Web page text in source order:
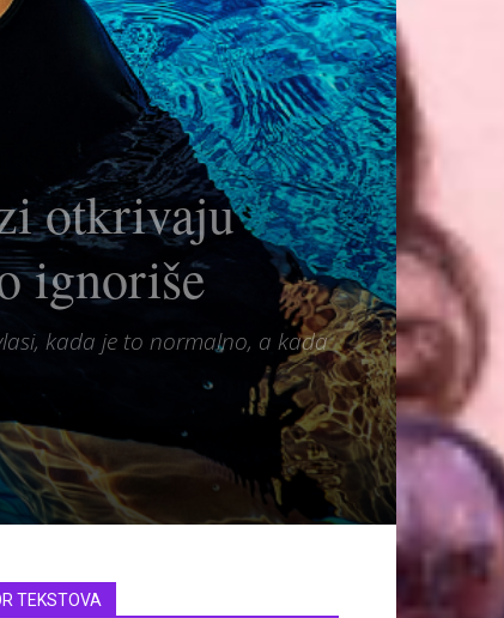
otkrivaju
ignoriše
kada je to normalno, a kada
TEKSTOVA